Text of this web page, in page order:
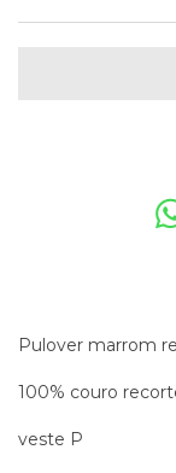
Pulover marrom
100% couro
veste P